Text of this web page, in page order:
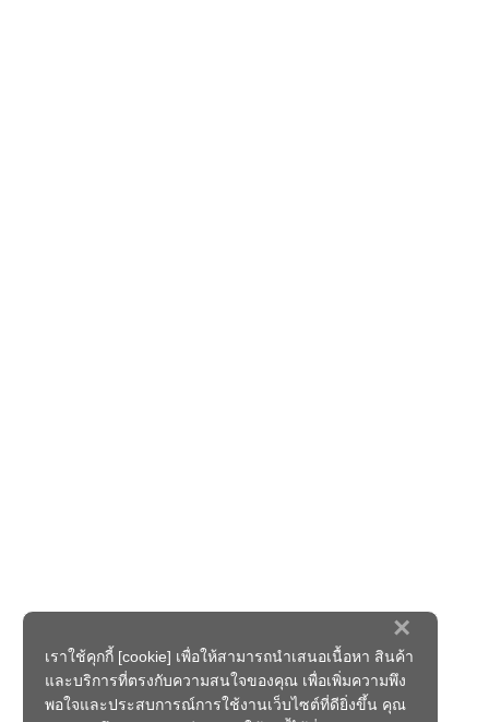
×
เราใช้คุกกี้ [cookie] เพื่อให้สามารถนำเสนอเนื้อหา สินค้า
และบริการที่ตรงกับความสนใจของคุณ เพื่อเพิ่มความพึง
พอใจและประสบการณ์การใช้งานเว็บไซต์ที่ดียิ่งขึ้น คุณ